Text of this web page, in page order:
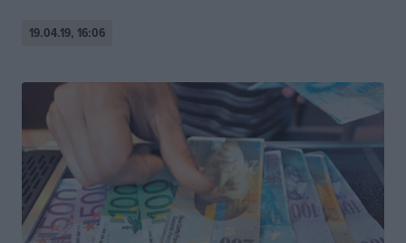
19.04.19, 16:06